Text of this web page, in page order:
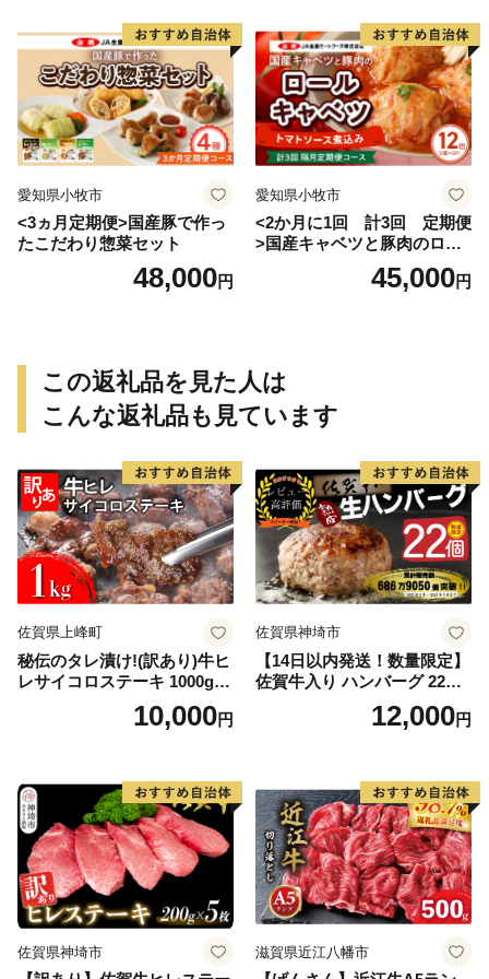
愛知県小牧市
<3ヵ月定期便>国産豚で作っ
たこだわり惣菜セット
48,000円
愛知県小牧市
<2か月に1回 計3回 定期便
>国産キャベツと豚肉のロー
ルキャベツ（6P入り）
45,000円
この返礼品を見た人は
こんな返礼品も見ています
佐賀県上峰町
秘伝のタレ漬け!(訳あり)牛ヒ
レサイコロステーキ 1000g
10,000円
佐賀県神埼市
【14日以内発送！数量限定】
佐賀牛入り ハンバーグ 22個
2.6kg(120g×22個)【佐賀牛
黒毛和牛 ブランド牛 九州 ハ
気】(H083106)
12,000円
佐賀県神埼市 滋賀県近江八幡市